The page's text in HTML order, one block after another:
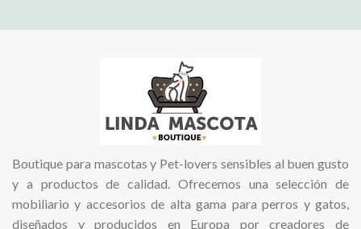
Boutique para mascotas y Pet-lovers sensibles al buen gusto
y a productos de calidad. Ofrecemos una selección de
mobiliario y accesorios de alta gama para perros y gatos,
diseñados y producidos en Europa por creadores de